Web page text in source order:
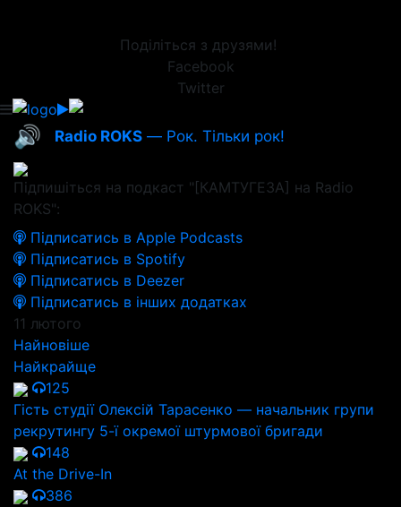
Поділіться з друзями!
Facebook
Twitter
🔊 Radio ROKS — Рок. Тільки рок!
Підпишіться на подкаст "[КАМТУГЕЗА] на Radio
ROKS":
Підписатись в Apple Podcasts
Підписатись в Spotify
Підписатись в Deezer
Підписатись в інших додатках
11 лютого
Найновіше
Найкрайще
125
Гість студії Олексій Тарасенко — начальник групи
рекрутингу 5-ї окремої штурмової бригади
148
At the Drive-In
386